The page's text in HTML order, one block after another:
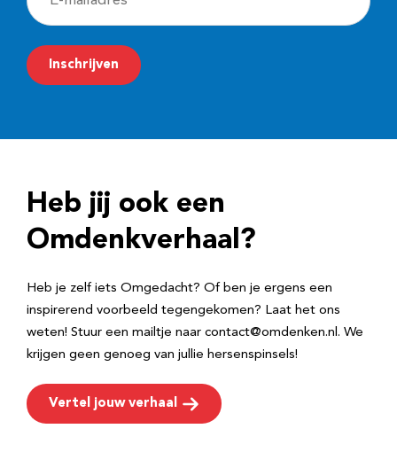
-
m
a
r
e
Inschrijven
Heb jij ook een
Omdenkverhaal?
Heb je zelf iets Omgedacht? Of ben je ergens een
inspirerend voorbeeld tegengekomen? Laat het ons
weten! Stuur een mailtje naar contact@omdenken.nl. We
krijgen geen genoeg van jullie hersenspinsels!
Vertel jouw verhaal